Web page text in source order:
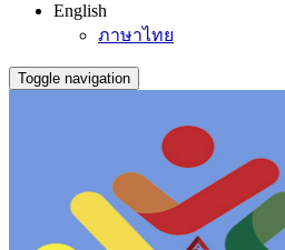
English
ภาษาไทย
Toggle navigation